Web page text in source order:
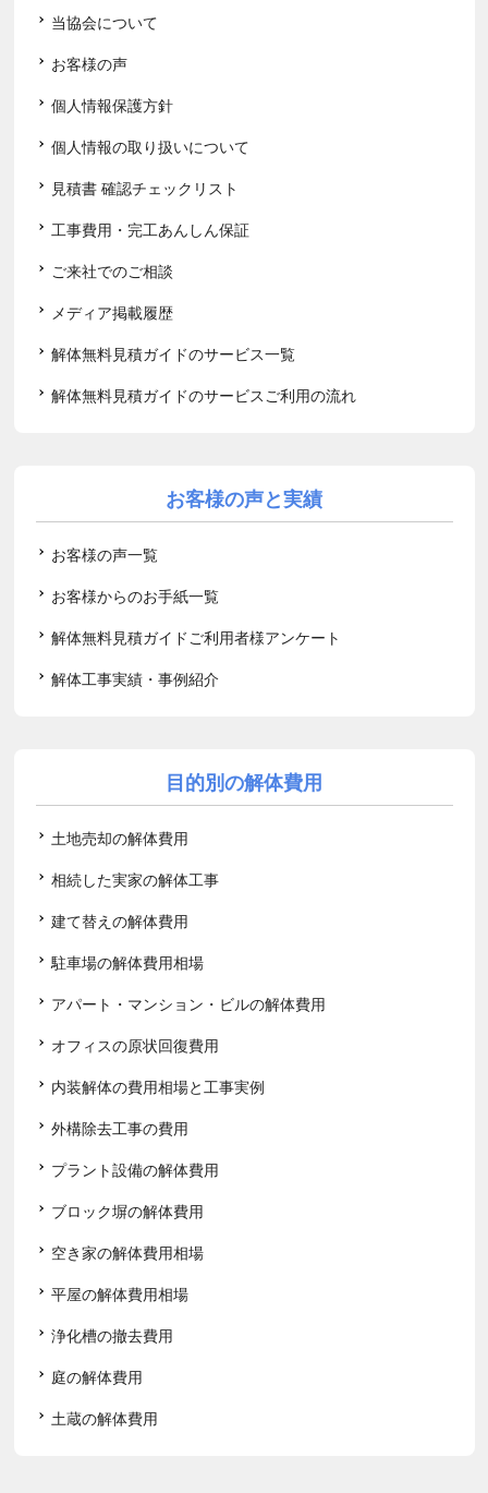
当協会について
お客様の声
個人情報保護方針
個人情報の取り扱いについて
見積書 確認チェックリスト
工事費用・完工あんしん保証
ご来社でのご相談
メディア掲載履歴
解体無料見積ガイドのサービス一覧
解体無料見積ガイドのサービスご利用の流れ
お客様の声と実績
お客様の声一覧
お客様からのお手紙一覧
解体無料見積ガイドご利用者様アンケート
解体工事実績・事例紹介
目的別の解体費用
土地売却の解体費用
相続した実家の解体工事
建て替えの解体費用
駐車場の解体費用相場
アパート・マンション・ビルの解体費用
オフィスの原状回復費用
内装解体の費用相場と工事実例
外構除去工事の費用
プラント設備の解体費用
ブロック塀の解体費用
空き家の解体費用相場
平屋の解体費用相場
浄化槽の撤去費用
庭の解体費用
土蔵の解体費用